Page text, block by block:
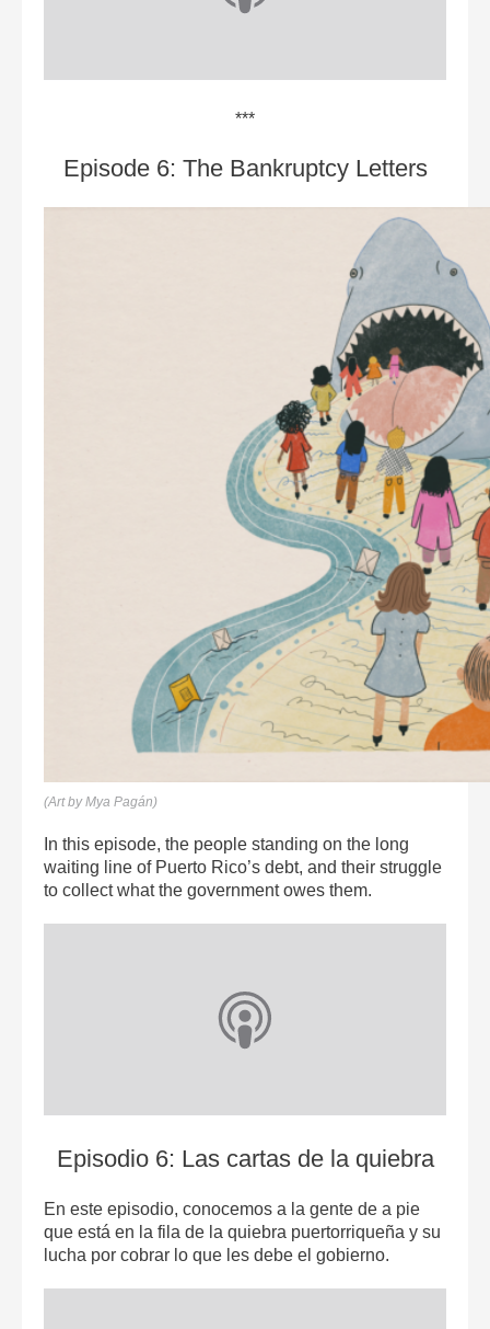
***
Episode 6: The Bankruptcy Letter‪s
(Art by Mya Pagán)
In this episode, the people standing on the long
waiting line of Puerto Rico’s debt, and their struggle
to collect what the government owes them.
Episodio 6: Las cartas de la quiebra
En este episodio, conocemos a la gente de a pie
que está en la fila de la quiebra puertorriqueña y su
lucha por cobrar lo que les debe el gobierno.